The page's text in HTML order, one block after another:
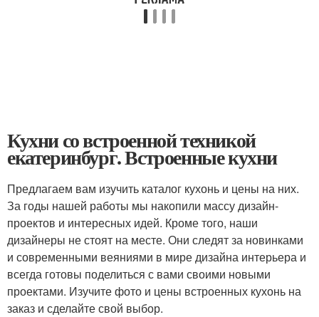
Кухни со встроенной техникой
екатеринбург. Встроенные кухни
Предлагаем вам изучить каталог кухонь и цены на них.
За годы нашей работы мы накопили массу дизайн-
проектов и интересных идей. Кроме того, наши
дизайнеры не стоят на месте. Они следят за новинками
и современными веяниями в мире дизайна интерьера и
всегда готовы поделиться с вами своими новыми
проектами. Изучите фото и цены встроенных кухонь на
заказ и сделайте свой выбор.